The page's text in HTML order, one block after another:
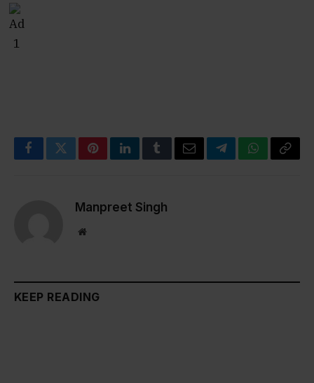
FacebookTwitterPinterestLinkedInTumblrEmailTelegramWhatsApp
Copy
Manpreet Singh
Website
KEEP READING